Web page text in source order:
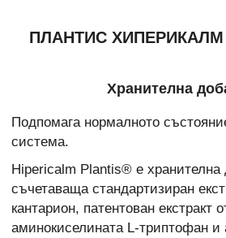
ПЛАНТИС ХИПЕРИКАЛМ
Хранителна
Подпомага нормалното
система.
Hipericalm Plantis® е хранителна
съчетаваща стандартизиран
кантарион, патентован екстракт
аминокиселината L-триптофан